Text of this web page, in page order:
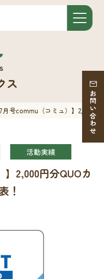
お問い合わせ
ス
7月号commu（コミュ）】2,000
活動実績
】2,000円分QUOカ
！